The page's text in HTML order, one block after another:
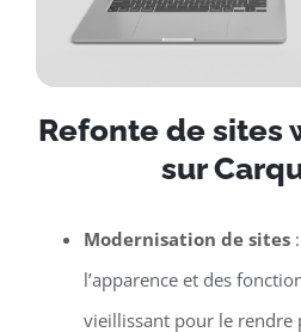
Refonte de sites
sur
Modernisation de sites:
l’apparence et des
vieillissant pour le rendre